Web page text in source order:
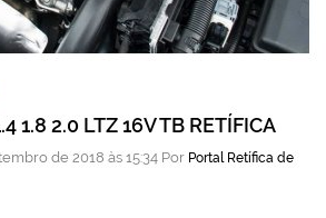
1.8 2.0 LTZ 16V TB RETÍFICA
de 2018 às 15:34 Por Portal Retífica de